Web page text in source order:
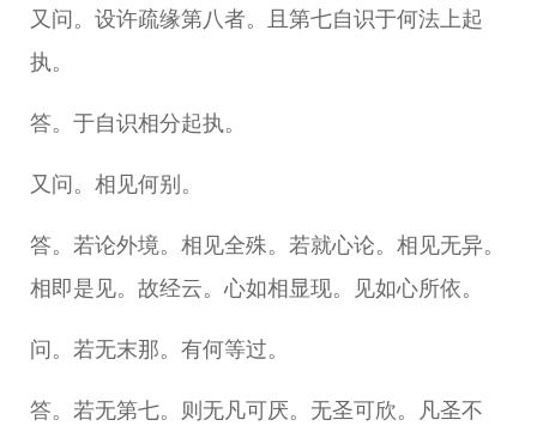
又问。设许疏缘第八者。且第七自识于何法上起
执。
答。于自识相分起执。
又问。相见何别。
答。若论外境。相见全殊。若就心论。相见无异。
相即是见。故经云。心如相显现。见如心所依。
问。若无末那。有何等过。
答。若无第七。则无凡可厌。无圣可欣。凡圣不